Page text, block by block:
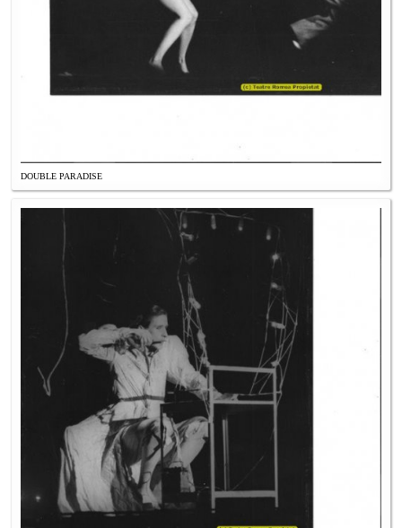
DOUBLE PARADISE